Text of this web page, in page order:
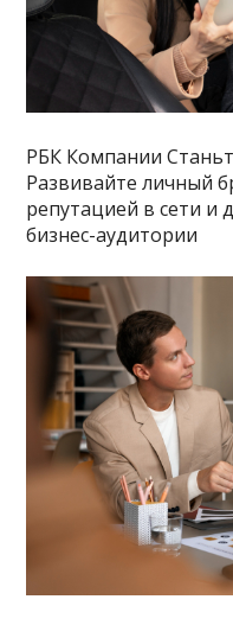
РБК Компании
Развивайте личный
репутацией в сети и
бизнес-аудитории